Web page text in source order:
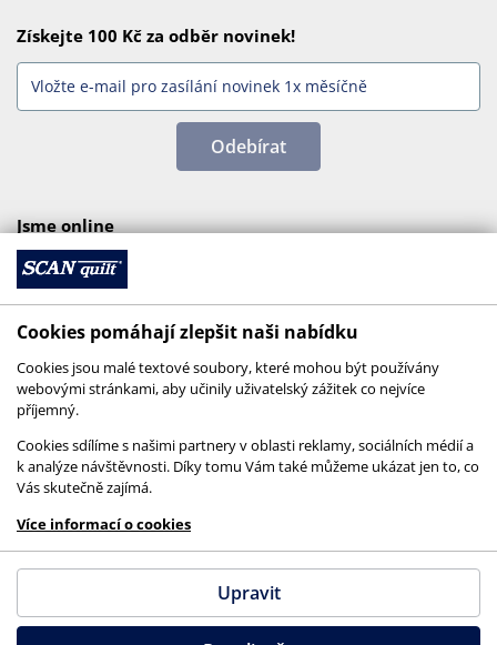
Získejte 100 Kč za odběr novinek!
Odebírat
Jsme online
© 2026 SCANquilt - všechna práva vyhrazena
This site is protected by reCAPTCHA and the
GooglePrivacy PolicyandTerms of Serviceapply.
Cookies pomáhají zlepšit naši nabídku
Cookies jsou malé textové soubory, které mohou být používány
webovými stránkami, aby učinily uživatelský zážitek co nejvíce
příjemný.
Cookies sdílíme s našimi partnery v oblasti reklamy, sociálních médií a
k analýze návštěvnosti. Díky tomu Vám také můžeme ukázat jen to, co
Vás skutečně zajímá.
Více informací o cookies
Upravit